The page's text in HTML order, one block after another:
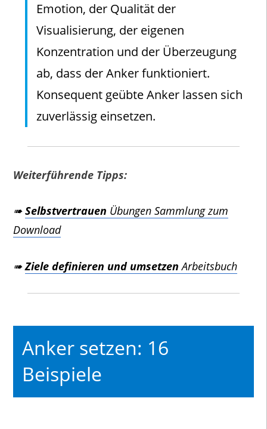
Emotion, der Qualität der
Visualisierung, der eigenen
Konzentration und der Überzeugung
ab, dass der Anker funktioniert.
Konsequent geübte Anker lassen sich
zuverlässig einsetzen.
Weiterführende Tipps:
➠Selbstvertrauen Übungen Sammlung zum
Download
➠Ziele definieren und umsetzen Arbeitsbuch
Anker setzen: 16
Beispiele